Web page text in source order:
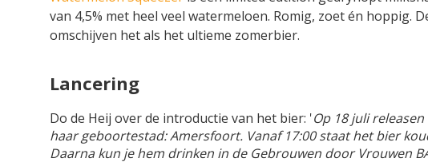
van 4,5% met heel veel watermeloen. Romig, zoet én hoppig.
omschijven het als het ultieme zomerbier.
Lancering
Do de Heij over de introductie van het bier: 'Op 18 juli
haar geboortestad: Amersfoort. Vanaf 17:00 staat het bier
Daarna kun je hem drinken in de Gebrouwen door Vrouwen